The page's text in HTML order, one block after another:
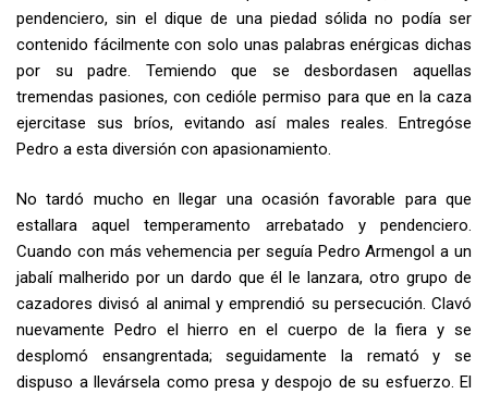
pendenciero, sin el dique de una piedad sólida no podía ser
contenido fácilmente con solo unas palabras enérgicas dichas
por su padre. Temiendo que se desbordasen aquellas
tremendas pasiones, con­ cedióle permiso para que en la caza
ejercitase sus bríos, evitando así males reales. Entregóse
Pedro a esta diversión con apasionamiento.
No tardó mucho en llegar una ocasión favorable para que
estallara aquel temperamento arrebatado y pendenciero.
Cuando con más vehemencia per­ seguía Pedro Armengol a un
jabalí malherido por un dardo que él le lan­zara, otro grupo de
cazadores divisó al animal y emprendió su persecución. Clavó
nuevamente Pedro el hierro en el cuerpo de la fiera y se
desplomó ensangrentada; seguidamente la remató y se
dispuso a llevársela como presa y despojo de su esfuerzo. El